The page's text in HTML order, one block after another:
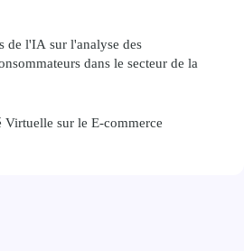
de l'IA sur l'analyse des
dans le secteur de la
sur le E-commerce